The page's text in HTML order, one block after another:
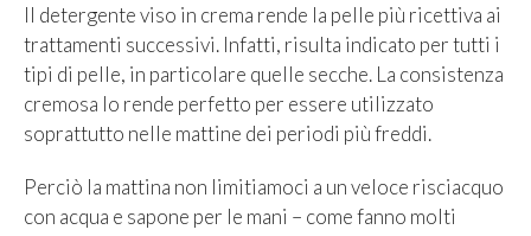
Il detergente viso in crema rende la pelle più ricettiva ai
trattamenti successivi. Infatti, risulta indicato per tutti i
tipi di pelle, in particolare quelle secche. La consistenza
cremosa lo rende perfetto per essere utilizzato
soprattutto nelle mattine dei periodi più freddi.
Perciò la mattina non limitiamoci a un veloce risciacquo
con acqua e sapone per le mani – come fanno molti